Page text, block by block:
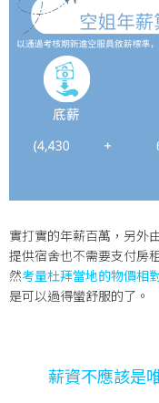
實打實的年薪百萬，另外
提供宿舍也不需要支付房
然考量杜拜當地的物價相
是可以過得蠻舒服的了。
薪資不應該是